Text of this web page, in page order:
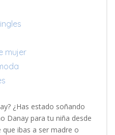
mujer
¿Has estado soñando
Danay para tu niña desde
ibas a ser madre o